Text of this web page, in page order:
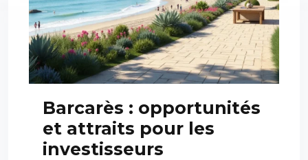
Barcarès : opportunités
et attraits pour les
investisseurs